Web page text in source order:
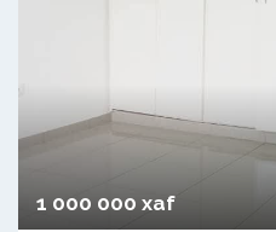
1 000 000 xaf